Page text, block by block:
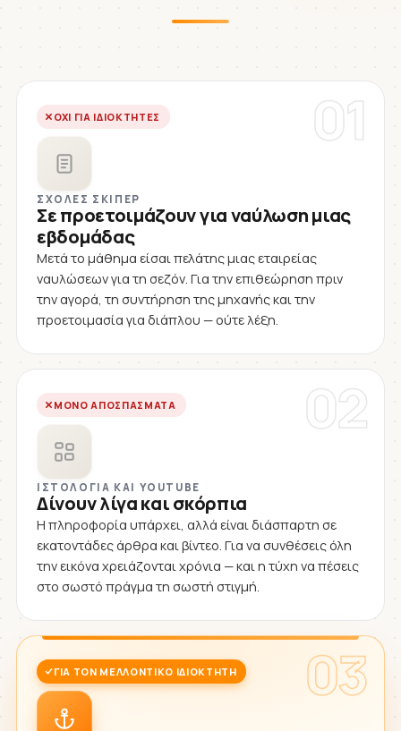
01
ΌΧΙ ΓΙΑ ΙΔΙΟΚΤΉΤΕΣ
ΣΧΟΛΈΣ ΣΚΊΠΕΡ
Σε προετοιμάζουν για ναύλωση μιας
εβδομάδας
Μετά το μάθημα είσαι πελάτης μιας εταιρείας
ναυλώσεων για τη σεζόν. Για την επιθεώρηση πριν
την αγορά, τη συντήρηση της μηχανής και την
προετοιμασία για διάπλου — ούτε λέξη.
02
ΜΌΝΟ ΑΠΟΣΠΆΣΜΑΤΑ
ΙΣΤΟΛΌΓΙΑ ΚΑΙ YOUTUBE
Δίνουν λίγα και σκόρπια
Η πληροφορία υπάρχει, αλλά είναι διάσπαρτη σε
εκατοντάδες άρθρα και βίντεο. Για να συνθέσεις όλη
την εικόνα χρειάζονται χρόνια — και η τύχη να πέσεις
στο σωστό πράγμα τη σωστή στιγμή.
03
ΓΙΑ ΤΟΝ ΜΕΛΛΟΝΤΙΚΌ ΙΔΙΟΚΤΉΤΗ